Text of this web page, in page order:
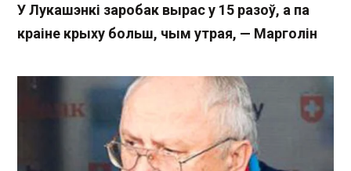
У Лукашэнкі заробак вырас у 15 разоў, а па
краіне крыху больш, чым утрая, — Марголін